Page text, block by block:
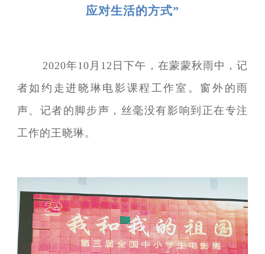
应对生活的方式”
2020年10月12日下午，在蒙蒙秋雨中，记
者如约走进晓琳电影课程工作室。窗外的雨
声、记者的脚步声，丝毫没有影响到正在专注
工作的王晓琳。